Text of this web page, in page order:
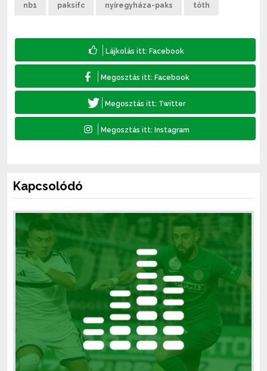
nb1 paksifc nyíregyháza-paks tóth
Kapcsolódó